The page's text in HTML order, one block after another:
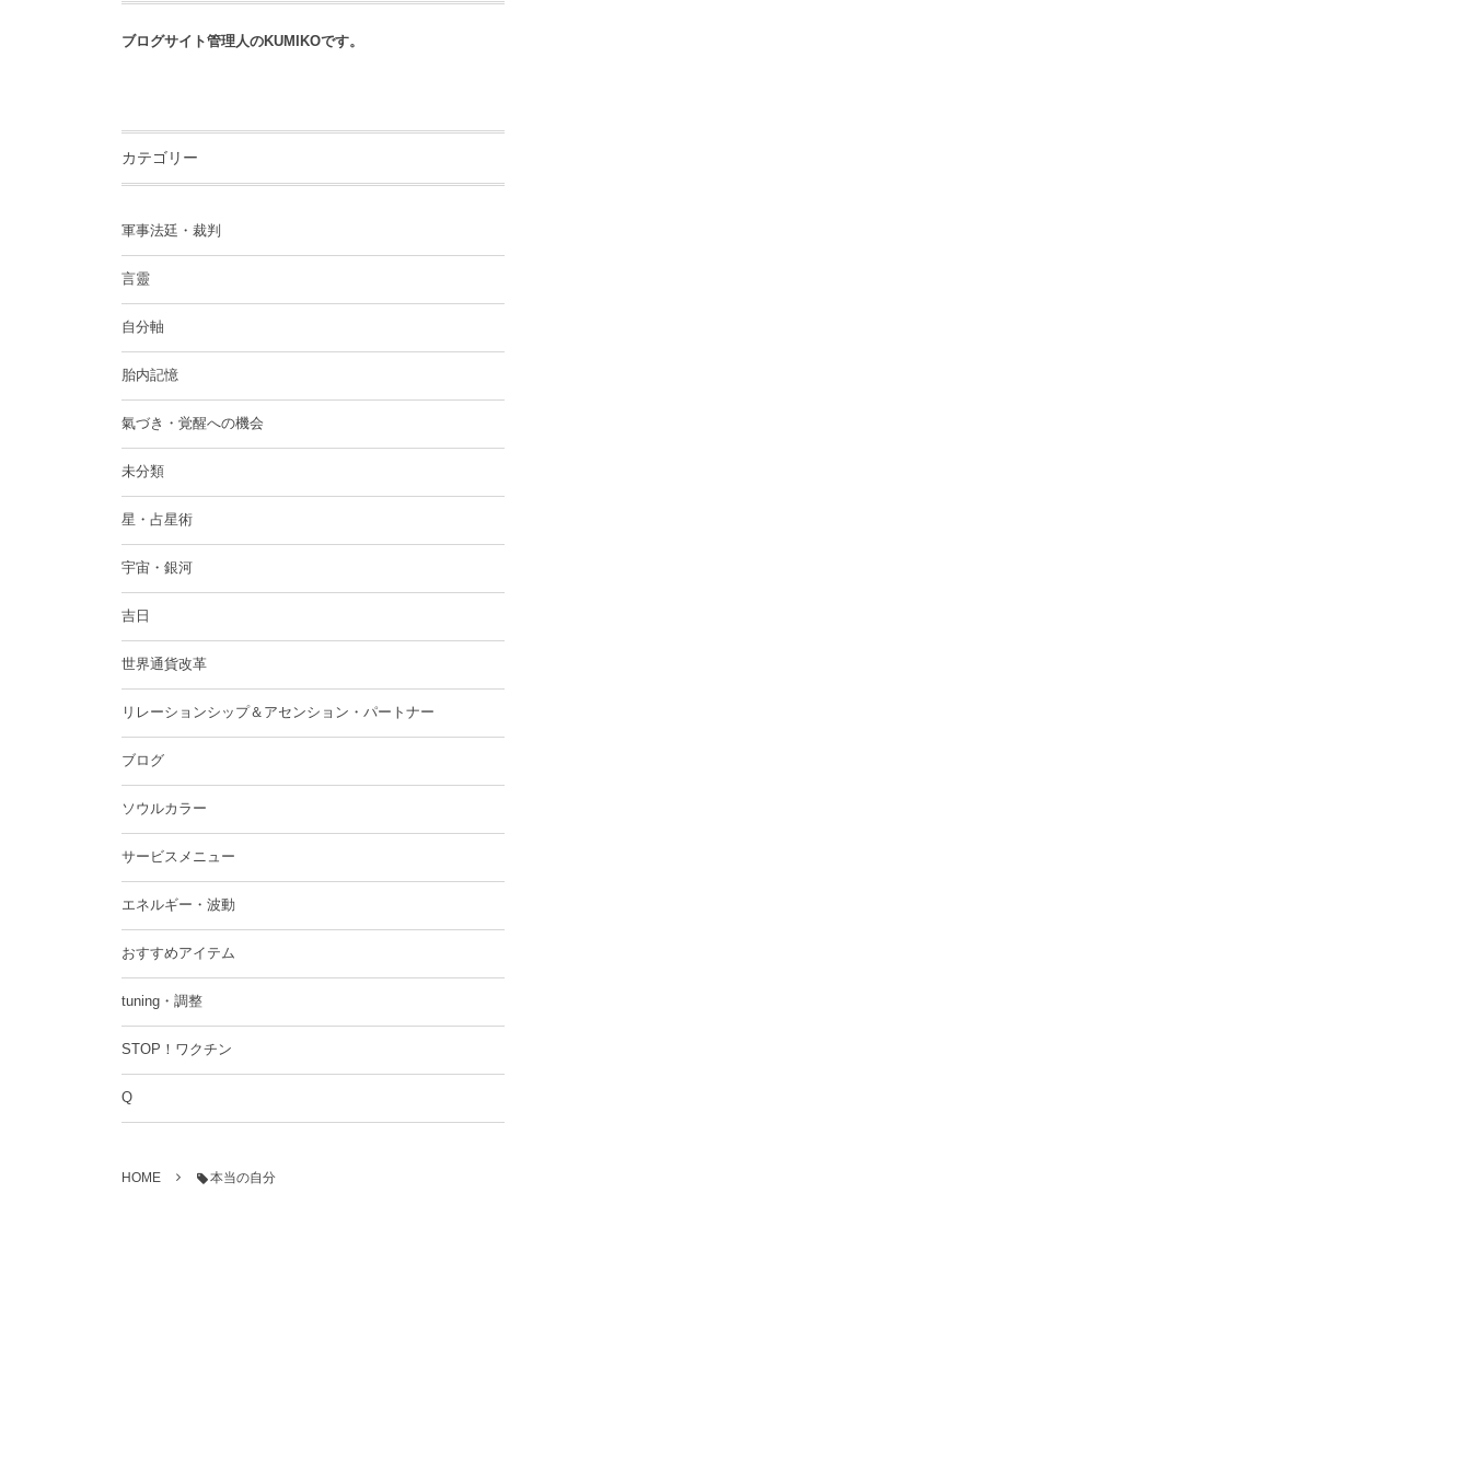
ブログサイト管理人のKUMIKOです。
カテゴリー
軍事法廷・裁判
言靈
自分軸
胎内記憶
氣づき・覚醒への機会
未分類
星・占星術
宇宙・銀河
吉日
世界通貨改革
リレーションシップ＆アセンション・パートナー
ブログ
ソウルカラー
サービスメニュー
エネルギー・波動
おすすめアイテム
tuning・調整
STOP！ワクチン
Q
HOME 本当の自分